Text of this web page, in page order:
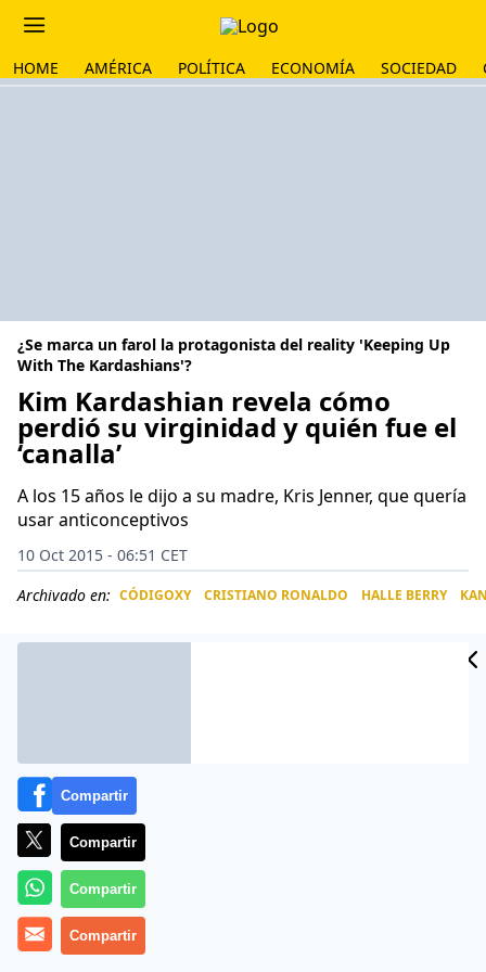
HOME AMÉRICA POLÍTICA ECONOMÍA SOCIEDAD
¿Se marca un farol la protagonista del reality 'Keeping Up
With The Kardashians'?
Kim Kardashian revela cómo
perdió su virginidad y quién fue el
‘canalla’
A los 15 años le dijo a su madre, Kris Jenner, que quería
usar anticonceptivos
10 Oct 2015 - 06:51 CET
Archivado en: CÓDIGOXY CRISTIANO RONALDO HALLE BERRY
Kim Kardashian perdió la virginidad con tan sólo 14
Compartir
Compartir
Compartir
Compartir